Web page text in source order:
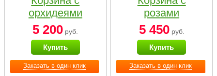
Заказать в один клик
орхидеями
малая
5 200 руб.
Купить
Заказать в один клик
розами
«Красный
Париж»
5 450руб.
Купить